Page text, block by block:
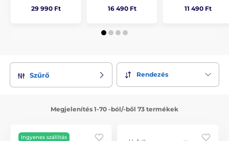
29 990 Ft
16 490 Ft
11 490 Ft
Szűrő Rendezés
Megjelenítés 1-70 -ból/-ből 73 termékek
Ingyenes szállítás